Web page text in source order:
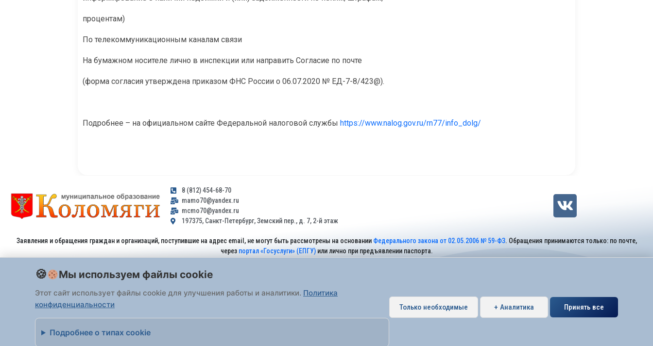
процентам)
По телекоммуникационным каналам связи
На бумажном носителе лично в инспекции или направить Согласие по почте
(форма согласия утверждена приказом ФНС России о 06.07.2020 № ЕД-7-8/423@).
Подробнее – на официальном сайте Федеральной налоговой службы https://www.nalog.gov.ru/rn77/info_dolg/
8 (812) 454-68-70
mamo70@yandex.ru
mcmo70@yandex.ru
197375, Санкт-Петербург, Земский пер., д. 7, 2-й этаж
Заявления и обращения граждан и организаций, поступившие на адрес email, не могут быть рассмотрены на основании Федерального закона от 02.05.2006 № 59-ФЗ. Обращения принимаются только: по почте,
через портал «Госуслуги» (ЕПГУ)или лично при предъявлении паспорта.
Все права защищены 2026 Внутригородское муниципальное образование города федерального значения Санкт-Петербурга муниципальный округ Коломяги.
Мы используем файлы cookie
Этот сайт использует файлы cookie для улучшения работы и аналитики. Политика
конфиденциальности
Подробнее о типах cookie
Только необходимые + Аналитика Принять все